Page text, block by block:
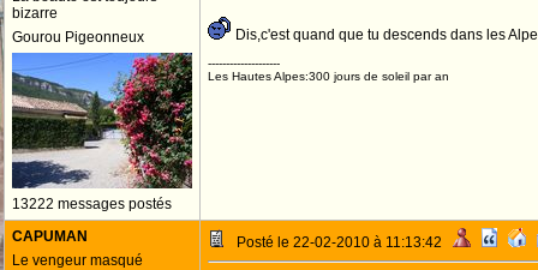
bizarre
Gourou Pigeonneux
13222 messages postés
Dis,c'est quand que tu descends dans les
--------------------
Les Hautes Alpes:300 jours de soleil par an
CAPUMAN
Le vengeur masqué
Posté le 22-02-2010 à 11:13:42